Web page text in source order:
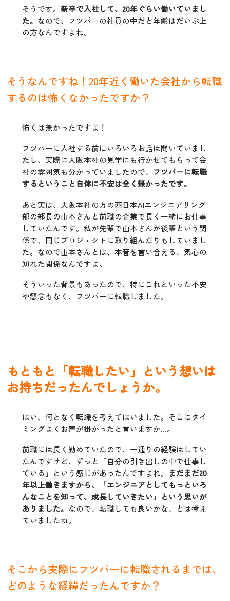
そうです。新卒で入社して、20年ぐらい働いていまし
た。 なので、フツパーの社員の中だと年齢はだいぶ上
の方なんですよね。
そうなんですね！20年近く働いた会社から転職
するのは怖くなかったですか？
怖くは無かったですよ！
フツパーに入社する前にいろいろお話は聞いていまし
たし、実際に大阪本社の見学にも行かせてもらって会
社の雰囲気も分かっていましたので、 フツパーに転職
するということ自体に不安は全く無かったです。
あと実は、大阪本社の方の西日本AIエンジニアリング
部の部長の山本さんと前職の企業で長く一緒にお仕事
していたんです。私が先輩で山本さんが後輩という関
係で、同じプロジェクトに取り組んだりもしていまし
た。なので山本さんとは、本音を言い合える、気心の
知れた関係なんですよ。
そういった背景もあったので、特にこれといった不安
や懸念もなく、フツパーに転職しました。
もともと「転職したい」という想いは
お持ちだったんでしょうか。
はい、何となく転職を考えてはいました。そこにタイ
ミングよくお声が掛かったと言いますか…。
前職には長く勤めていたので、一通りの経験はしてい
たんですけど、ずっと「自分の引き出しの中で仕事し
ている」という感じがあったんですよね。
まだまだ20
年以上働きますから、「エンジニアとしてもっといろ
んなことを知って、成長していきたい」という思いが
ありました。 なので、転職しても良いかな、とは考え
ていましたね。
そこから実際にフツパーに転職されるまでは、
どのような経緯だったんですか？